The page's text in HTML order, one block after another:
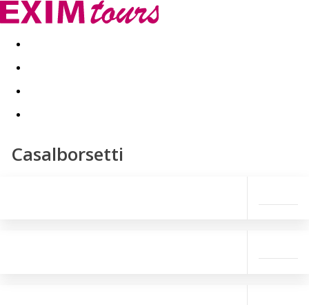
Akční nabídky Last minute
Casalborsetti